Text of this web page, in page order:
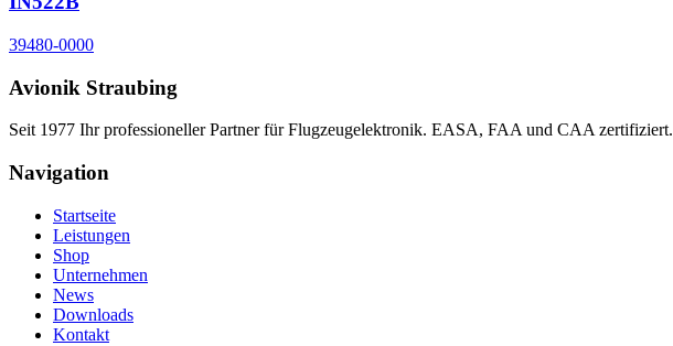
39480-0000
Avionik Straubing
Seit 1977 Ihr professioneller Partner für Flugzeugelektronik. EASA, FAA und CAA zertifiziert.
Navigation
Startseite
Leistungen
Shop
Unternehmen
News
Downloads
Kontakt